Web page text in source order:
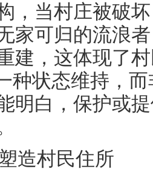
，当村庄被破
家可归的流浪
建，这体现了
种状态维持，
明白，保护或
造村民住所